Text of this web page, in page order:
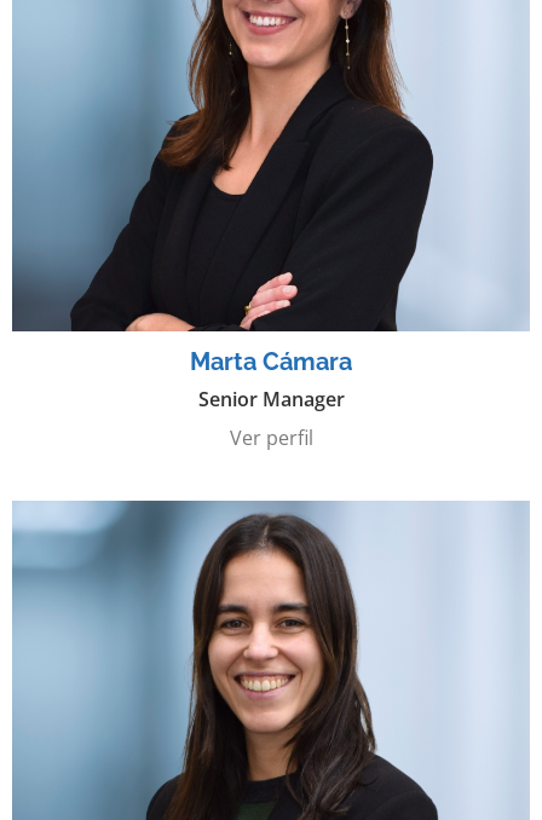
Marta Cámara
Senior Manager
Ver perfil